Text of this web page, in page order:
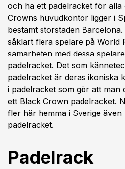
och ha ett padelracket för alla
Crowns huvudkontor ligger i
bestämt storstaden
såklart flera spelare på World
samarbeten med dessa
padelracket. Det som
padelracket är deras ikoniska
i padelracket som gör att man
ett Black Crown padelracket.
fler här hemma i Sverige även
padelracket.
Padelrack